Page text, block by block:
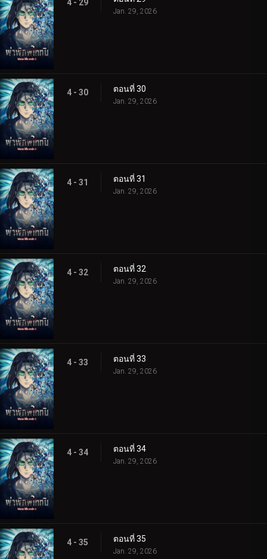
4 - 29
Jan. 29, 2026
4 - 30 ตอนที่ 30
Jan. 29, 2026
4 - 31 ตอนที่ 31
Jan. 29, 2026
4 - 32 ตอนที่ 32
Jan. 29, 2026
4 - 33 ตอนที่ 33
Jan. 29, 2026
4 - 34 ตอนที่ 34
Jan. 29, 2026
4 - 35 ตอนที่ 35
Jan. 29, 2026